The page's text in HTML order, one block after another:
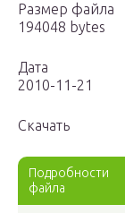
Размер файла
194048 bytes
Дата
2010-11-21
Скачать
Подробности
файла